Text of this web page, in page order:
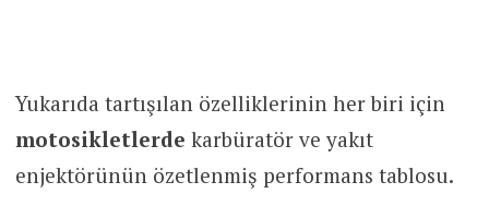
Yukarıda tartışılan özelliklerinin her biri için
motosikletlerde karbüratör ve yakıt
enjektörünün özetlenmiş performans tablosu.